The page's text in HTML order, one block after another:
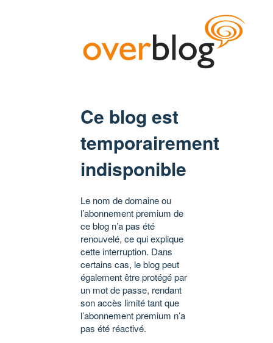
Ce blog est
temporairement
indisponible
Le nom de domaine ou
l’abonnement premium de
ce blog n’a pas été
renouvelé, ce qui explique
cette interruption. Dans
certains cas, le blog peut
également être protégé par
un mot de passe, rendant
son accès limité tant que
l’abonnement premium n’a
pas été réactivé.